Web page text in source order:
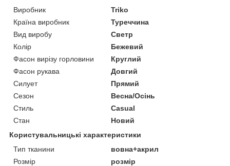
Виробник
Triko
Країна виробник
Туреччина
Вид виробу
Светр
Колір
Бежевий
Фасон вирізу горловини
Круглий
Фасон рукава
Довгий
Силует
Прямий
Сезон
Весна/Осінь
Стиль
Casual
Стан
Новий
Користувальницькі характеристики
Тип тканини
вовна+акрил
Розмір
розмір